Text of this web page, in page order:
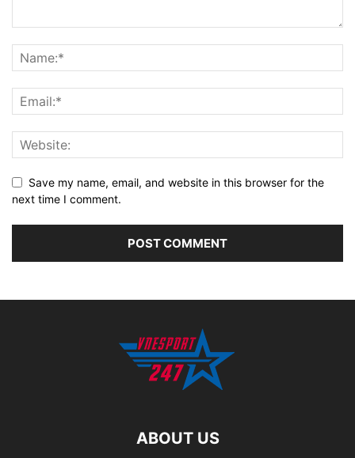
Save my name, email, and website in this browser for the
next time I comment.
ABOUT US